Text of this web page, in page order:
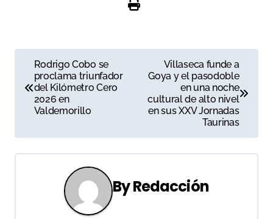
a
e
g
Rodrigo Cobo se
proclama triunfador
del Kilómetro Cero
2026 en
Valdemorillo
Villaseca funde a
Goya y el pasodoble
en una noche
cultural de alto nivel
en sus XXV Jornadas
Taurinas
ByRedacción